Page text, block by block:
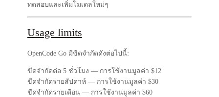
ทดสอบและเพิ่มโมเดลใหม่ๆ
Usage limits
OpenCode Go มีขีดจำกัดดังต่อไปนี้:
ขีดจำกัดต่อ 5 ชั่วโมง — การใช้งานมูลค่า $12
ขีดจำกัดรายสัปดาห์ — การใช้งานมูลค่า $30
ขีดจำกัดรายเดือน — การใช้งานมูลค่า $60